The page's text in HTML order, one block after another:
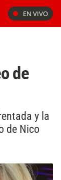
EN VIVO
de
y la
de Nico